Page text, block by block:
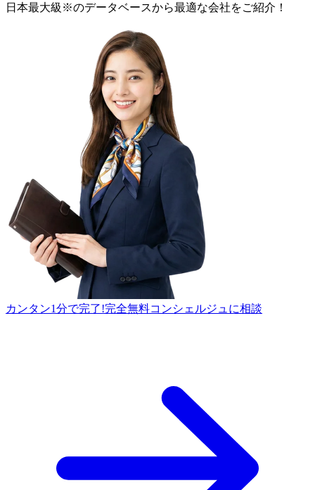
日本最大級 ※のデータベースから最適な会社をご紹介！
カンタン1分で完了!完全無料コンシェルジュに相談